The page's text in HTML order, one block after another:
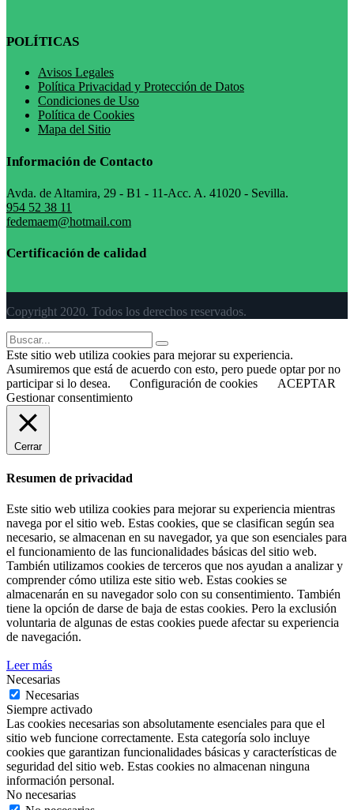
POLÍTICAS
Avisos Legales
Política Privacidad y Protección de Datos
Condiciones de Uso
Política de Cookies
Mapa del Sitio
Información de Contacto
Avda. de Altamira, 29 - B1 - 11-Acc. A. 41020 - Sevilla.
954 52 38 11
fedemaem@hotmail.com
Certificación de calidad
Copyright 2020. Todos los derechos reservados.
Este sitio web utiliza cookies para mejorar su experiencia.
Asumiremos que está de acuerdo con esto, pero puede optar por no
participar si lo desea.
Configuración de cookies
ACEPTAR
Gestionar consentimiento
Cerrar
Resumen de privacidad
Este sitio web utiliza cookies para mejorar su experiencia mientras
navega por el sitio web. Estas cookies, que se clasifican según sea
necesario, se almacenan en su navegador, ya que son esenciales para
el funcionamiento de las funcionalidades básicas del sitio web.
También utilizamos cookies de terceros que nos ayudan a analizar y
comprender cómo utiliza este sitio web. Estas cookies se
almacenarán en su navegador solo con su consentimiento. También
tiene la opción de darse de baja de estas cookies. Pero la exclusión
voluntaria de algunas de estas cookies puede afectar su experiencia
de navegación.
Leer más
Necesarias
Necesarias
Siempre activado
Las cookies necesarias son absolutamente esenciales para que el
sitio web funcione correctamente. Esta categoría solo incluye
cookies que garantizan funcionalidades básicas y características de
seguridad del sitio web. Estas cookies no almacenan ninguna
información personal.
No necesarias